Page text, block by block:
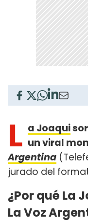
L a Joaqui
un viral
Argentina
jurado del
¿Por qué La
La Voz